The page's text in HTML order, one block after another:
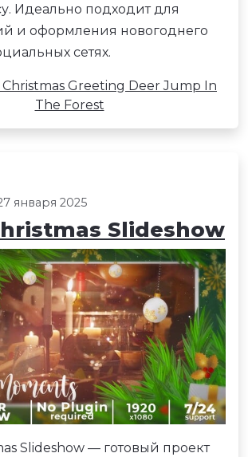
Идеально подходит для
и оформления новогоднего
сетях.
Greeting Deer Jump In
The Forest
января 2025
Slideshow
Slideshow — готовый проект